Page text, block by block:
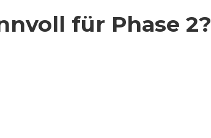
für Phase 2?